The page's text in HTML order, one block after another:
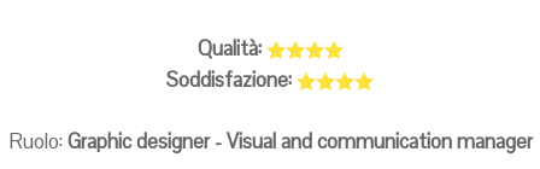
Qualità:
Soddisfazione:
Ruolo: Graphic designer - Visual and communication manager